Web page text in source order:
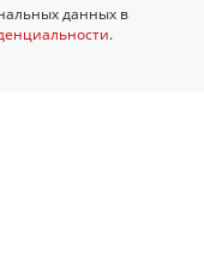
данных в
.